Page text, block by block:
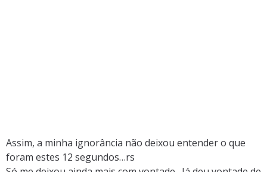
Assim, a minha ignorância não deixou entender o que
foram estes 12 segundos…rs